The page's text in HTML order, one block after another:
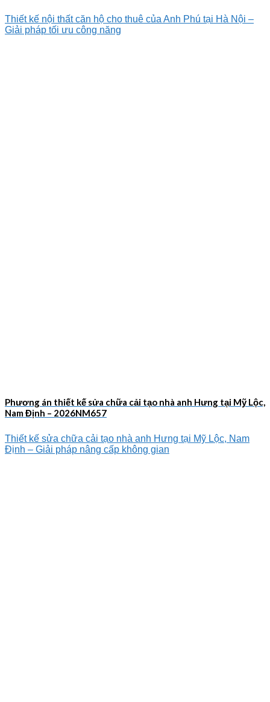
Thiết kế nội thất căn hộ cho thuê của Anh Phú tại Hà Nội –
Giải pháp tối ưu công năng
Phương án thiết kế sửa chữa cải tạo nhà anh Hưng tại Mỹ Lộc,
Nam Định – 2026NM657
Thiết kế sửa chữa cải tạo nhà anh Hưng tại Mỹ Lộc, Nam
Định – Giải pháp nâng cấp không gian